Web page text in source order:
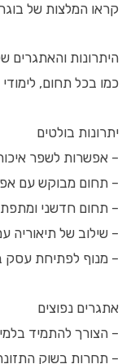
קראו המלצות של
היתרונות והאתגרים
כמו בכל תחום,
יתרונות בולטים
– אפשרות לשפר
– תחום מבוקש עם
– תחום חדשני
– שילוב של תיאוריה
– מנוף לפתיחת עסק
אתגרים נפוצים
– הצורך להתמיד
– תחרות בשוק